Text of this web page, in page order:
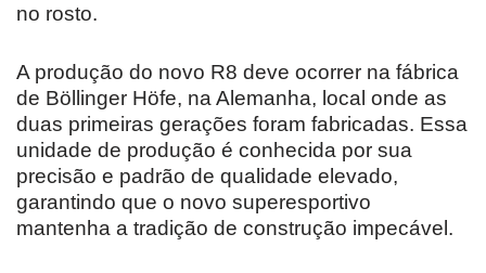
no rosto.
A produção do novo R8 deve ocorrer na fábrica
de Böllinger Höfe, na Alemanha, local onde as
duas primeiras gerações foram fabricadas. Essa
unidade de produção é conhecida por sua
precisão e padrão de qualidade elevado,
garantindo que o novo superesportivo
mantenha a tradição de construção impecável.